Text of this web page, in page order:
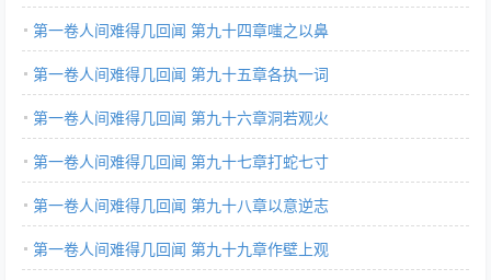
第一卷人间难得几回闻 第九十四章嗤之以鼻
第一卷人间难得几回闻 第九十五章各执一词
第一卷人间难得几回闻 第九十六章洞若观火
第一卷人间难得几回闻 第九十七章打蛇七寸
第一卷人间难得几回闻 第九十八章以意逆志
第一卷人间难得几回闻 第九十九章作壁上观